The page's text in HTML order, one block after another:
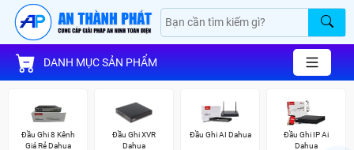
DANH MỤC SẢN PHẨM
Đầu Ghi 8 Kênh
Giá Rẻ Dahua
Đầu Ghi XVR
Dahua
Đầu Ghi AI Dahua
Đầu Ghi IP Ai
Dahua